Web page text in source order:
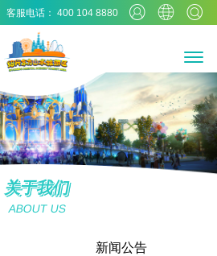
客服电话： 400 104 8880
关于我们
ABOUT US
新闻公告